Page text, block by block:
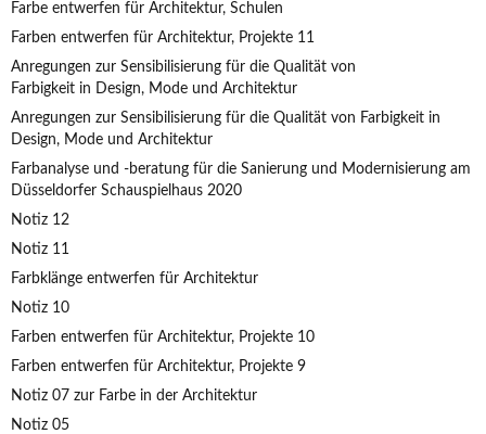
Farbe entwerfen für Architektur, Schulen
Farben entwerfen für Architektur, Projekte 11
Anregungen zur Sensibilisierung für die Qualität von
Farbigkeit in Design, Mode und Architektur
Anregungen zur Sensibilisierung für die Qualität von Farbigkeit in
Design, Mode und Architektur
Farbanalyse und -beratung für die Sanierung und Modernisierung am
Düsseldorfer Schauspielhaus 2020
Notiz 12
Notiz 11
Farbklänge entwerfen für Architektur
Notiz 10
Farben entwerfen für Architektur, Projekte 10
Farben entwerfen für Architektur, Projekte 9
Notiz 07 zur Farbe in der Architektur
Notiz 05